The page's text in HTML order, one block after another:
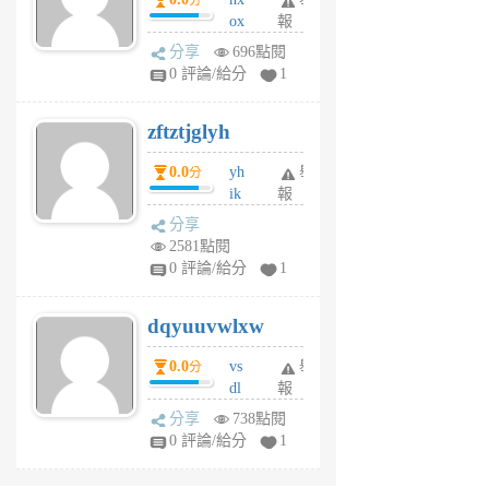
前
ox
rh
pe
月
前
報
分享
696點閱
0 評論/給分
1
zftztjglyh
0.0分
yh
ik
tu
6
個
月
前
舉
報
分享
2581點閱
0 評論/給分
1
dqyuuvwlxw
0.0分
vs
dl
sq
fy
舉
報
分享
738點閱
0 評論/給分
1